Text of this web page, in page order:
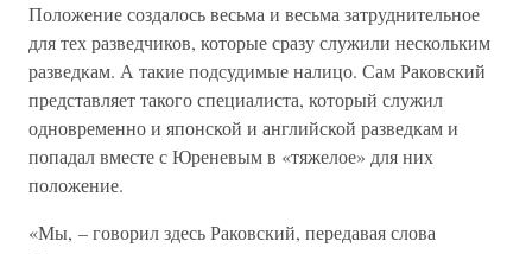
Положение создалось весьма и весьма затруднительное
для тех разведчиков, которые сразу служили нескольким
разведкам. А такие подсудимые налицо. Сам Раковский
представляет такого специалиста, который служил
одновременно и японской и английской разведкам и
попадал вместе с Юреневым в «тяжелое» для них
положение.
«Мы, – говорил здесь Раковский, передавая слова